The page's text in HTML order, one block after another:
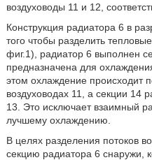
воздуховоды 11 и 12,
Конструкция радиатора 6 в
того чтобы разделить
фиг.1), радиатор 6 выполнен
предназначена для
этом охлаждение происходит
воздуховодах 11, а секции 14
13. Это исключает взаимный
лучшему охлаждению.
В целях разделения потоков
секцию радиатора 6 снаружи,